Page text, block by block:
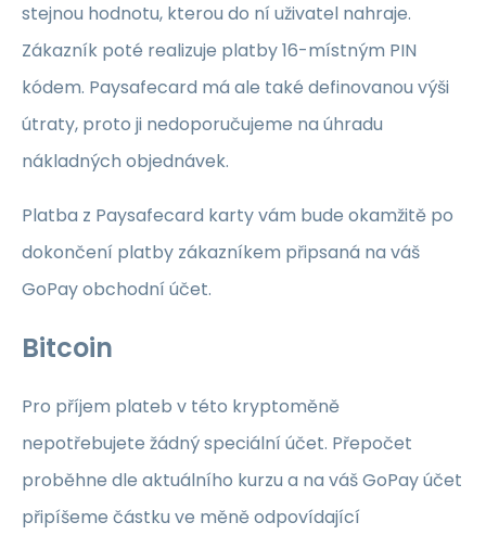
stejnou hodnotu, kterou do ní uživatel nahraje.
Zákazník poté realizuje platby 16-místným PIN
kódem. Paysafecard má ale také definovanou výši
útraty, proto ji nedoporučujeme na úhradu
nákladných objednávek.
Platba z Paysafecard karty vám bude okamžitě po
dokončení platby zákazníkem připsaná na váš
GoPay obchodní účet.
Bitcoin
Pro příjem plateb v této kryptoměně
nepotřebujete žádný speciální účet. Přepočet
proběhne dle aktuálního kurzu a na váš GoPay účet
připíšeme částku ve měně odpovídající